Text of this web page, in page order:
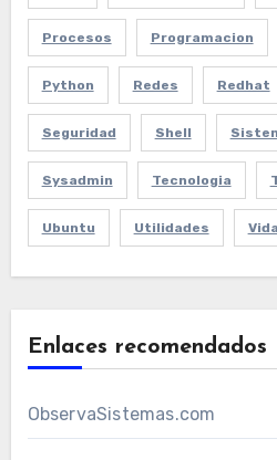
Procesos Programacion
Python Redes Redhat
Seguridad Shell
Sysadmin Tecnologia
Ubuntu Utilidades Vida
Enlaces recomendados
ObservaSistemas.com